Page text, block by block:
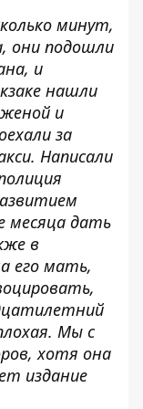
минут,
они подошли
и
нашли
и
за
Написали
месяца дать
в
его мать,
Мы с
хотя она
издание